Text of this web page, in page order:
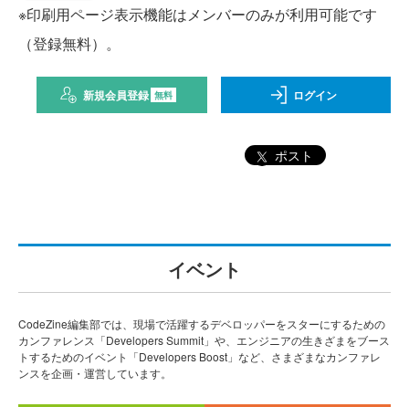
※印刷用ページ表示機能はメンバーのみが利用可能です
（登録無料）。
新規会員登録 無料 ログイン
ポスト
イベント
CodeZine編集部では、現場で活躍するデベロッパーをスターにするための
カンファレンス「Developers Summit」や、エンジニアの生きざまをブース
トするためのイベント「Developers Boost」など、さまざまなカンファレ
ンスを企画・運営しています。